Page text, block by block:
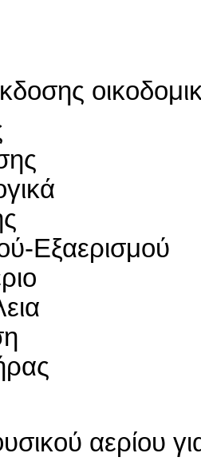
Εξαερισμού
αερίου